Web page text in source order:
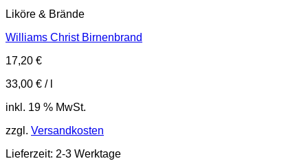
Liköre & Brände
Williams Christ Birnenbrand
17,20 €
33,00 € /
inkl. 19 % MwSt.
zzgl. Versandkosten
Lieferzeit: 2-3 Werktage